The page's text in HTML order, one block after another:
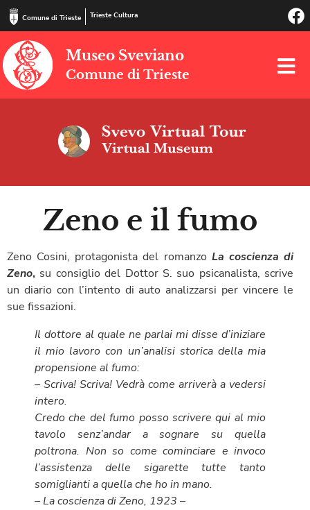
Comune di Trieste Trieste Cultura
Museo Sveviano
Comune di Trieste
Zeno e il fumo
Zeno Cosini, protagonista del romanzo La coscienza di
Zeno, su consiglio del Dottor S. suo psicanalista, scrive
un diario con l’intento di auto analizzarsi per vincere le
sue fissazioni.
Il dottore al quale ne parlai mi disse d’iniziare
il mio lavoro con un’analisi storica della mia
propensione al fumo:
– Scriva! Scriva! Vedrà come arriverà a vedersi
intero.
Credo che del fumo posso scrivere qui al mio
tavolo senz’andar a sognare su quella
poltrona. Non so come cominciare e invoco
l’assistenza delle sigarette tutte tanto
somigliantia quella che ho in mano.
–La coscienza di Zeno, 1923 –